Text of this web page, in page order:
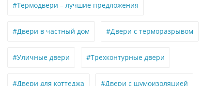
#Термодвери – лучшие предложения
#Двери в частный дом #Двери с терморазрывом
#Уличные двери #Трехконтурные двери
#Двери для коттеджа #Двери с шумоизоляцией